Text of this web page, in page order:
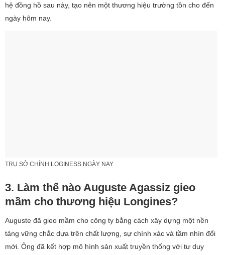
hệ đồng hồ sau này, tạo nên một thương hiệu trường tồn cho đến
ngày hôm nay.
TRỤ SỞ CHÍNH LOGINESS NGÀY NAY
3. Làm thế nào Auguste Agassiz gieo
mầm cho thương hiệu Longines?
Auguste đã gieo mầm cho công ty bằng cách xây dựng một nền
tảng vững chắc dựa trên chất lượng, sự chính xác và tầm nhìn đổi
mới. Ông đã kết hợp mô hình sản xuất truyền thống với tư duy